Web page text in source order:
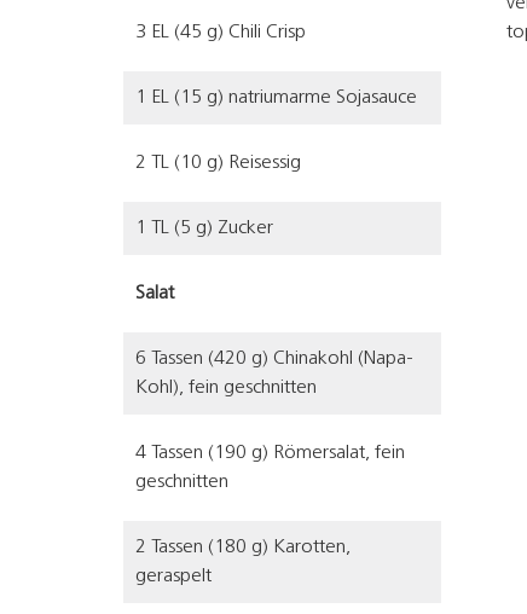
3 EL (45 g) Chili Crisp
1 EL (15 g) natriumarme Sojasauce
2 TL (10 g) Reisessig
1 TL (5 g) Zucker
Salat
6 Tassen (420 g) Chinakohl (Napa-
Kohl), fein geschnitten
4 Tassen (190 g) Römersalat, fein
geschnitten
2 Tassen (180 g) Karotten,
geraspelt